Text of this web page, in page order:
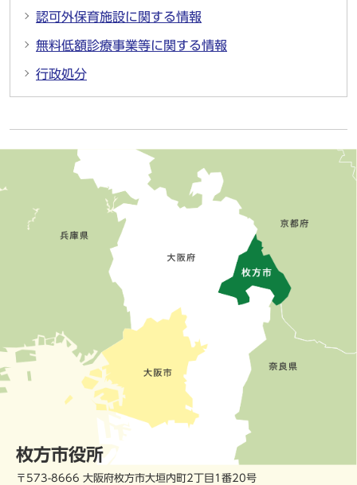
認可外保育施設に関する情報
無料低額診療事業等に関する情報
行政処分
枚方市役所
〒573-8666 大阪府枚方市大垣内町2丁目1番20号